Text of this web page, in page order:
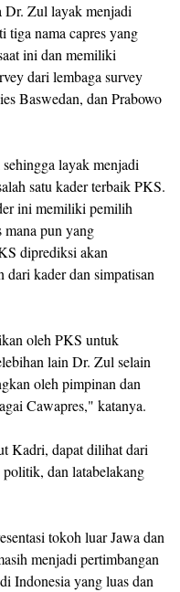
Dr. Zul layak menjadi
tiga nama capres yang
ini dan memiliki
dari lembaga survey
Baswedan, dan Prabowo
layak menjadi
satu kader terbaik PKS.
ini memiliki pemilih
mana pun yang
diprediksi akan
dari kader dan simpatisan
oleh PKS untuk
lain Dr. Zul selain
oleh pimpinan dan
Cawapres," katanya.
Kadri, dapat dilihat dari
dan latabelakang
tokoh luar Jawa dan
menjadi pertimbangan
Indonesia yang luas dan